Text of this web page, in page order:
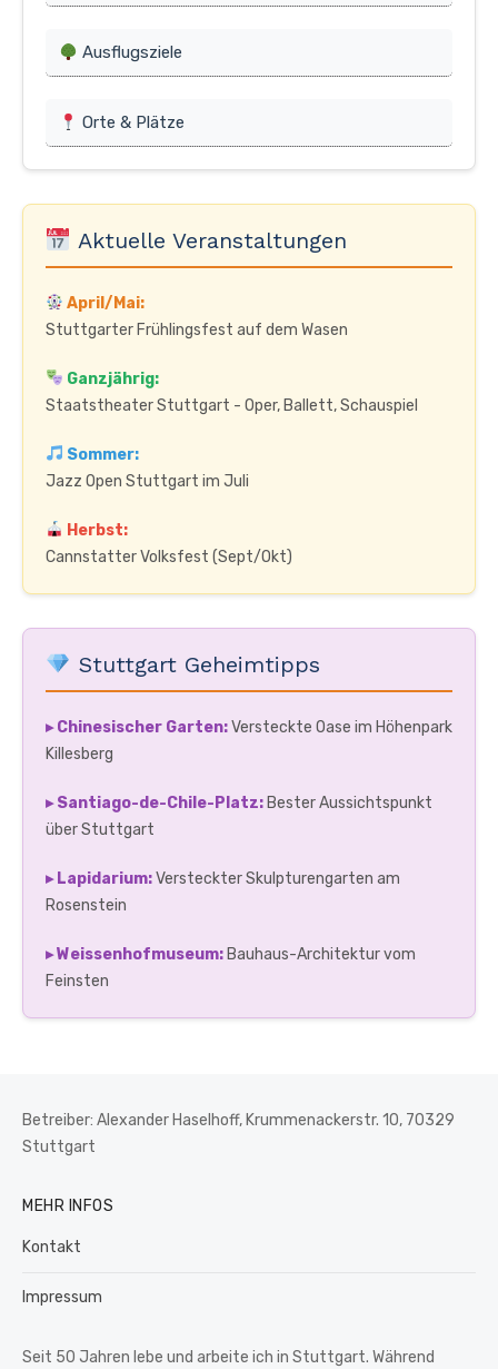
Ausflugsziele
Orte & Plätze
Aktuelle Veranstaltungen
April/Mai:
Stuttgarter Frühlingsfest auf dem Wasen
Ganzjährig:
Staatstheater Stuttgart - Oper, Ballett, Schauspiel
Sommer:
Jazz Open Stuttgart im Juli
Herbst:
Cannstatter Volksfest (Sept/Okt)
Stuttgart Geheimtipps
▸ Chinesischer Garten:Versteckte Oase im Höhenpark
Killesberg
▸ Santiago-de-Chile-Platz: Bester Aussichtspunkt
über Stuttgart
▸ Lapidarium:Versteckter Skulpturengarten am
Rosenstein
▸ Weissenhofmuseum: Bauhaus-Architektur vom
Feinsten
Betreiber: Alexander Haselhoff, Krummenackerstr. 10, 70329
Stuttgart
MEHR INFOS
Kontakt
Impressum
Seit 50 Jahren lebe und arbeite ich in Stuttgart. Während